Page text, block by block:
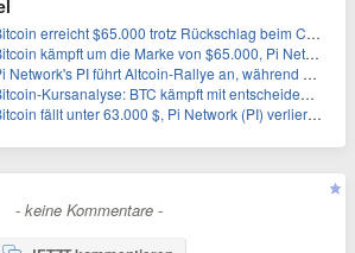
erreicht $65.000 trotz Rückschlag beim CLARITY Act und fehlendem US-Iran-Abkommen
kämpft um die Marke von $65.000, Pi Network gewinnt an Unterstützung
Network's PI führt Altcoin-Rallye an, während Bitcoin $65.000 anpeilt
Kursanalyse: BTC kämpft mit entscheidender $65K-Hürde, während sich ein Liquidationscluster aufbaut
fällt unter 63.000 $, Pi Network (PI) verliert an Schwung
- keine Kommentare -